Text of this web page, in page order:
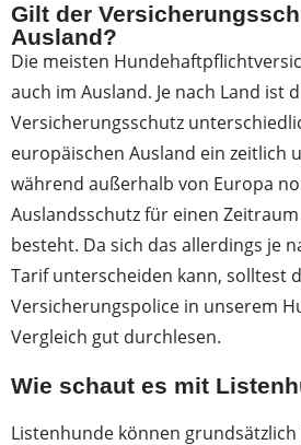
Gilt der
Ausland?
Die meisten
auch im Ausland. Je nach Land ist
Versicherungsschutz
europäischen Ausland ein zeitlich
während außerhalb von Europa
Auslandsschutz für einen
besteht. Da sich das allerdings je
Tarif unterscheiden kann, solltest
Versicherungspolice in unserem
Vergleich gut durchlesen.
Wie schaut es mit
Listenhunde können